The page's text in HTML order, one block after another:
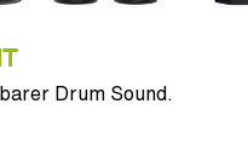
Drum Sound.